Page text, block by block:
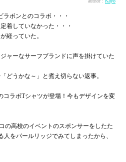
ボンとのコラボ・・・
着していなかった・・・
経っていた。
ャーなサーフブランドに声を掛けていた
どうかな～」と煮え切らない返事。
コラボTシャツが登場！今もデザインを変
の高校のイベントのスポンサーをしたた
をパールリッジでみてしまったから、